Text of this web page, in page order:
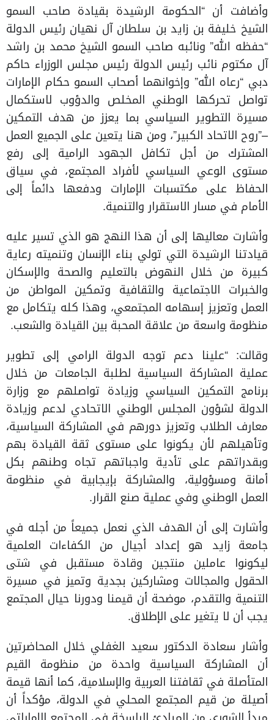
وأضافت أن “الحكومة الرشيدة بقيادة صاحب السمو
الشيخ خليفة بن زايد بن سلطان آل نهيان رئيس الدولة
“حفظه الله” ونائبه صاحب السمو الشيخ محمد بن راشد
آل مكتوم نائب رئيس الدولة رئيس مجلس الوزراء حاكم
دبي “رعاه الله” وإخوانهما أصحاب السمو حكام الإمارات
تواصل تحركها الوطني المخلص والدؤوب لاستكمال
مسيرة التطوير السياسي بما يعزز من هدف التمكين
–”روح الاتحاد الكبير”، ومن هنا يتعين على الجميع العمل
المشترك من أجل تكافل الجهود الرامية إلى رفع
مستوى الوعي السياسي لأفراد المجتمع، في سياق
الحفاظ على مكتسبات الإمارات ودفعها دائماً إلى
الأمام في مسار الاستقرار والتنمية.
وأشارت معاليها إلى أن هذا النهج هو الذي تسير عليه
قيادتنا الرشيدة التي تولي بناء الإنسان وتنميته رعاية
كبيرة من خلال النهوض بالتعليم والصحة والإسكان
والخبرات الاجتماعية والثقافية وتمكين المواطن من
العمل وتعزيز إسهامه المجتمعي، وهذا كله يتكامل مع
منظومة واسعة من علاقة المحبة بين القيادة والشعب.
وقالت: “علينا دعم توجه الدولة الرامي إلى تطوير
عملية المشاركة السياسية لطلبة الجامعات من خلال
برنامج التمكين السياسي وزيادة تواصلهم مع وزارة
الدولة لشؤون المجلس الوطني الاتحادي لدعم وزيادة
معارف الطلاب وتعزيز دورهم في المشاركة السياسية،
وتأهيلهم لأن يكونوا على مستوى ثقة القيادة بهم
وبقدراتهم على تأدية واجباتهم تجاه وطنهم بكل
أمانة ومسؤولية، والمشاركة بإيجابية في منظومة
العمل الوطني وفي عملية صنع القرار.
وأشارت إلى أن الهدف الذي نعمل جميعاً من أجله في
جامعة زايد هو إعداد أجيال من الكفاءات العلمية
ليكونوا عاملين منتجين وقادة مستقبل في شتى
الحقول والمجالات ومشاركين بجدية وتميز في مسيرة
التنمية والتقدم، موضحة أن قيمنا ودورنا حيال المجتمع
يجب أن لا يتغير على الإطلاق.
وأشار سعادة الدكتور سعيد الغفلي خلال المحاضرتين
أن المشاركة السياسية واحدة من منظومة القيم
المتأصلة في ثقافتنا العربية والإسلامية، كما أنها قيمة
أصيلة من قيم المجتمع المحلي في الدولة، مؤكداً أن